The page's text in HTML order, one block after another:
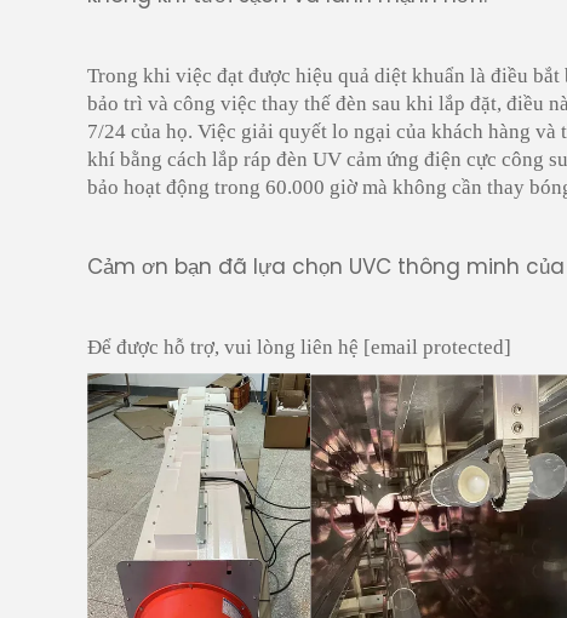
Trong khi việc đạt được hiệu quả diệt khuẩn là điều
bảo trì và công việc thay thế đèn sau khi lắp đặt, điều
7/24 của họ. Việc giải quyết lo ngại của khách hàng và
khí bằng cách lắp ráp đèn UV cảm ứng điện cực công
bảo hoạt động trong 60.000 giờ mà không cần thay
Cảm ơn bạn đã lựa chọn UVC thông minh của
Để được hỗ trợ, vui lòng liên hệ [email protected]